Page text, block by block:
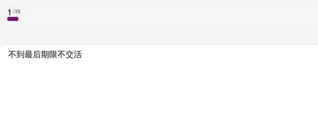
1 /15
不到最后期限不交活